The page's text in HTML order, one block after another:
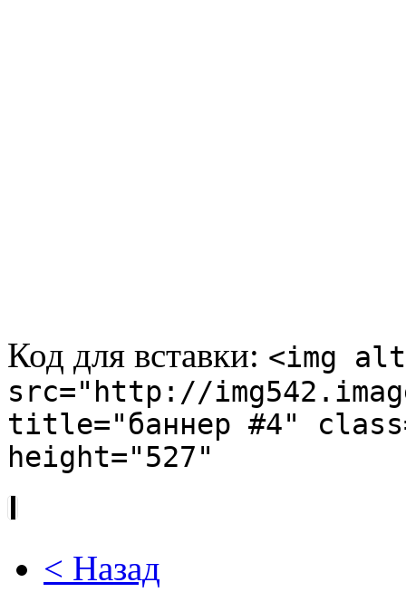
Код для вставки: <img
src="http://
title="баннер #4"
height="527"
< Назад